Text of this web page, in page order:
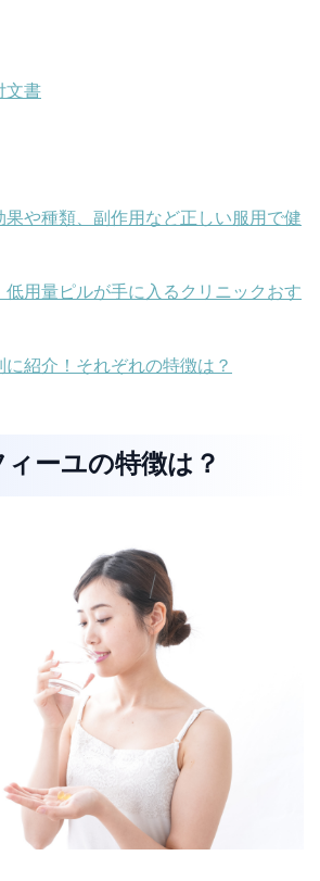
文書
果や種類、副作用など正しい服用で健
低用量ピルが手に入るクリニックおす
紹介！それぞれの特徴は？
ーユの特徴は？